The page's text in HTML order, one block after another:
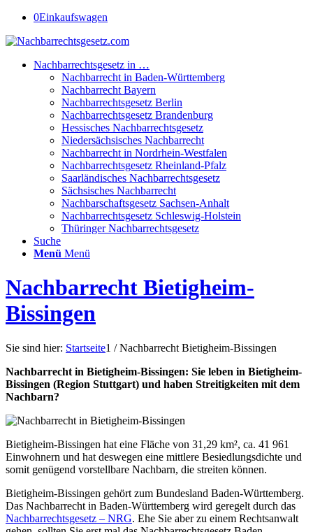
0Einkaufswagen
Nachbarrechtsgesetz in …
Nachbarrecht in Baden-Württemberg
Nachbarrecht Bayern
Nachbarrechtsgesetz Berlin
Nachbarrechtsgesetz Brandenburg
Hessisches Nachbarrechtsgesetz
Niedersächsisches Nachbarrecht
Nachbarrecht in Nordrhein-Westfalen
Nachbarrechtsgesetz Rheinland-Pfalz
Saarländisches Nachbarrechtsgesetz
Sächsisches Nachbarrecht
Nachbarschaftsgesetz Sachsen-Anhalt
Nachbarrechtsgesetz Schleswig-Holstein
Thüringer Nachbarrechtsgesetz
Suche
Menü Menü
Nachbarrecht Bietigheim-
Bissingen
Sie sind hier: Startseite1 / Nachbarrecht Bietigheim-Bissingen
Nachbarrecht in Bietigheim-Bissingen: Sie leben in Bietigheim-
Bissingen (Region Stuttgart) und haben Streitigkeiten mit dem
Nachbarn?
Bietigheim-Bissingen hat eine Fläche von 31,29 km², ca. 41 961
Einwohnern und hat deswegen eine mittlere Besiedlungsdichte und
somit genügend vorstellbare Nachbarn, die streiten können.
Bietigheim-Bissingen gehört zum Bundesland Baden-Württemberg.
Das Nachbarrecht in Baden-Württemberg wird geregelt durch das
Nachbarrechtsgesetz – NRG. Ehe Sie aber zu einem Rechtsanwalt